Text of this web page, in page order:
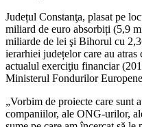
Județul Constanţa, plasat pe
miliard de euro absorbiți (5,9
miliarde de lei şi Bihorul cu
ierarhiei județelor care au
actualul exerciţiu financiar
Ministerul Fondurilor
„Vorbim de proiecte care sunt
companiilor, ale ONG-urilor,